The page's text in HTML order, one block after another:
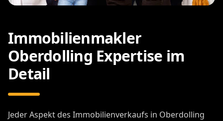
Immobilienmakler
Oberdolling Expertise im
Detail
Jeder Aspekt des Immobilienverkaufs in Oberdolling